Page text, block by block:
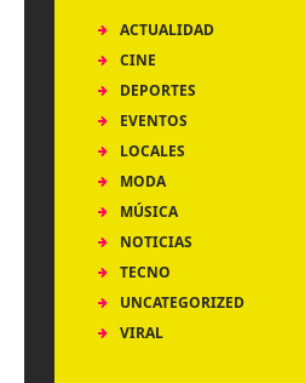
ACTUALIDAD
CINE
DEPORTES
EVENTOS
LOCALES
MODA
MÚSICA
NOTICIAS
TECNO
UNCATEGORIZED
VIRAL